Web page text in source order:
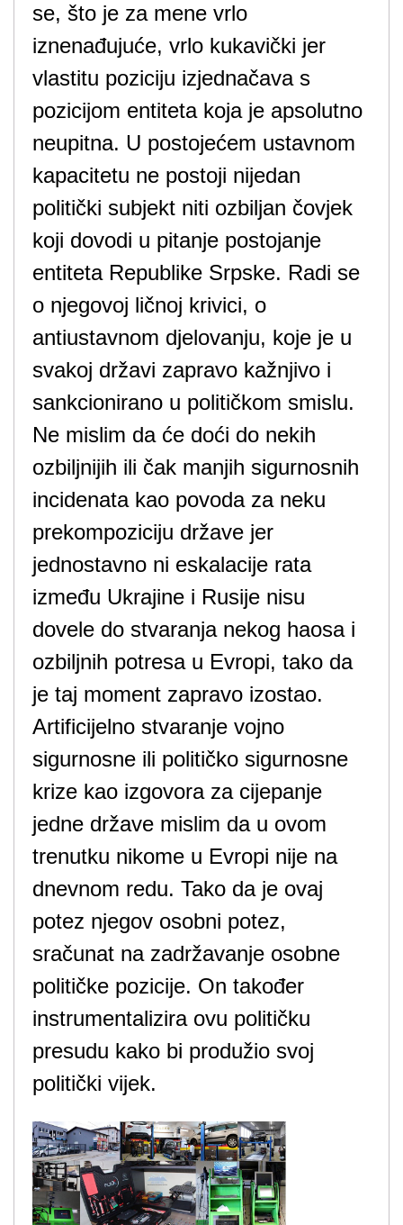
se, što je za mene vrlo
iznenađujuće, vrlo kukavički jer
vlastitu poziciju izjednačava s
pozicijom entiteta koja je apsolutno
neupitna. U postojećem ustavnom
kapacitetu ne postoji nijedan
politički subjekt niti ozbiljan čovjek
koji dovodi u pitanje postojanje
entiteta Republike Srpske. Radi se
o njegovoj ličnoj krivici, o
antiustavnom djelovanju, koje je u
svakoj državi zapravo kažnjivo i
sankcionirano u političkom smislu.
Ne mislim da će doći do nekih
ozbiljnijih ili čak manjih sigurnosnih
incidenata kao povoda za neku
prekompoziciju države jer
jednostavno ni eskalacije rata
između Ukrajine i Rusije nisu
dovele do stvaranja nekog haosa i
ozbiljnih potresa u Evropi, tako da
je taj moment zapravo izostao.
Artificijelno stvaranje vojno
sigurnosne ili političko sigurnosne
krize kao izgovora za cijepanje
jedne države mislim da u ovom
trenutku nikome u Evropi nije na
dnevnom redu. Tako da je ovaj
potez njegov osobni potez,
sračunat na zadržavanje osobne
političke pozicije. On također
instrumentalizira ovu političku
presudu kako bi produžio svoj
politički vijek.